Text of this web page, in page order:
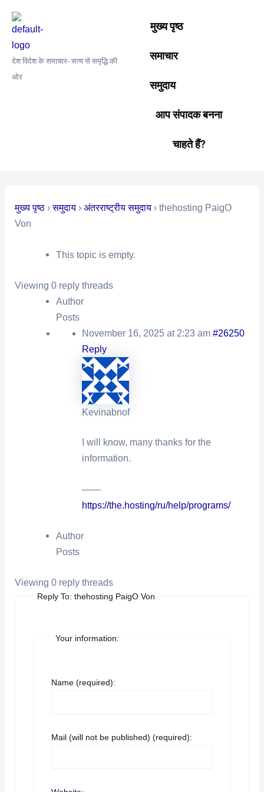
content
देश विदेश के समाचार- सत्य से समृद्धि की
ओर
मुख्य पृष्ठ
समाचार
समुदाय
आप संपादक बनना
चाहते हैं?
मुख्य पृष्ठ › समुदाय › अंतरराष्ट्रीय समुदाय › thehosting PaigO
Von
This topic is empty.
Viewing 0 reply threads
Author
Posts
November 16, 2025 at 2:23 am #26250
Reply
Kevinabnof
I will know, many thanks for the
information.
——
https://the.hosting/ru/help/programs/
Author
Posts
Viewing 0 reply threads
Reply To: thehosting PaigO Von
Your information:
Name (required):
Mail (will not be published) (required):
navigation